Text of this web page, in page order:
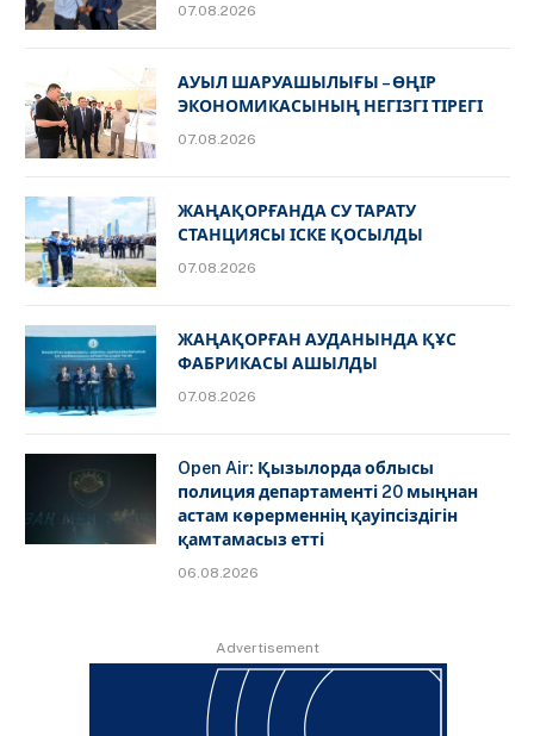
07.08.2026
АУЫЛ ШАРУАШЫЛЫҒЫ – ӨҢІР
ЭКОНОМИКАСЫНЫҢ НЕГІЗГІ ТІРЕГІ
07.08.2026
ЖАҢАҚОРҒАНДА СУ ТАРАТУ
СТАНЦИЯСЫ ІСКЕ ҚОСЫЛДЫ
07.08.2026
ЖАҢАҚОРҒАН АУДАНЫНДА ҚҰС
ФАБРИКАСЫ АШЫЛДЫ
07.08.2026
Open Air: Қызылорда облысы
полиция департаменті 20 мыңнан
астам көрерменнің қауіпсіздігін
қамтамасыз етті
06.08.2026
Advertisement